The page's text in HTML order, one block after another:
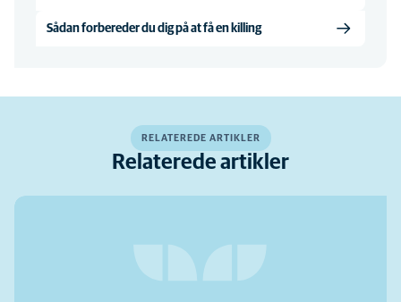
Sådan forbereder du dig på at få en killing
RELATEREDE ARTIKLER
Relaterede artikler